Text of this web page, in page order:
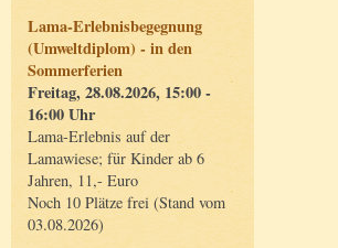
Lama-Erlebnisbegegnung
(Umweltdiplom) - in den
Sommerferien
Freitag, 28.08.2026, 15:00 -
16:00 Uhr
Lama-Erlebnis auf der
Lamawiese; für Kinder ab 6
Jahren, 11,- Euro
Noch 10 Plätze frei (Stand vom
03.08.2026)